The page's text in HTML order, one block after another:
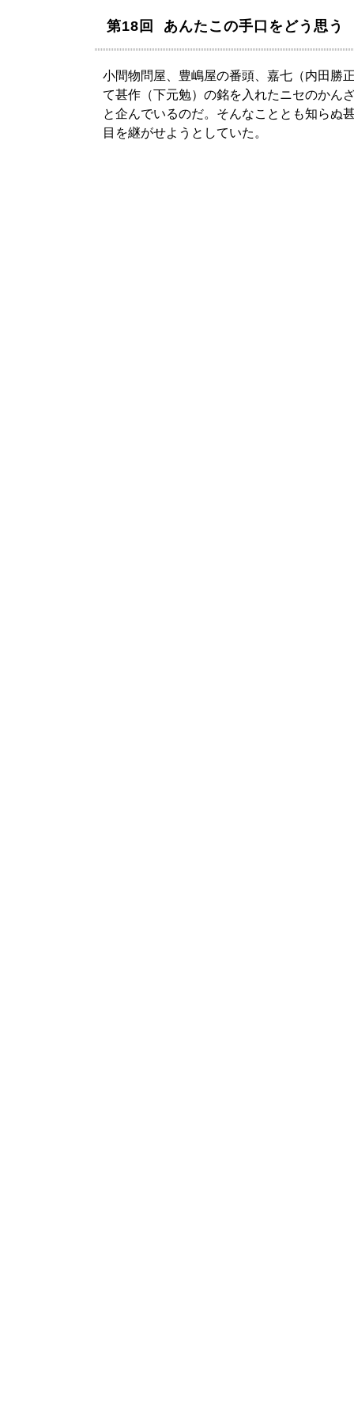
第18回 あんたこの手口をどう思う
小間物問屋、豊嶋屋の番頭、嘉七（内田勝
て甚作（下元勉）の銘を入れたニセのかん
と企んでいるのだ。そんなこととも知らぬ
目を継がせようとしていた。